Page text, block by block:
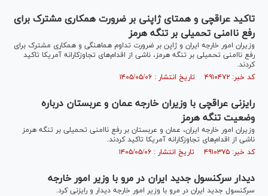
تاکید عراقچی و همتای ژاپنی بر ضرورت همکاری مشترک برای
رفع ناامنی تحمیلی بر تنگه هرمز
وزیران امور خارجه ایران و ژاپن بر ضرورت تداوم هماهنگی و همکاری مشترک برای
رفع ناامنی تحمیلی بر تنگه هرمز، ناشی از اقدام‌های تجاوزکارانه آمریکا تاکید
کردند.
کد خبر: ۴۹۱۰۴۷۲ تاریخ انتشار : ۱۴۰۵/۰۵/۰۶
رایزنی عراقچی با وزیران خارجه عمان و عربستان درباره
وضعیت تنگه هرمز
وزیران امور خارجه ایران، عمان و عربستان بر رفع ناامنی تحمیلی بر تنگه هرمز
ناشی از اقدام‌های تجاوزکارانه آمریکا تاکید کردند.
کد خبر: ۴۹۱۰۳۷۵ تاریخ انتشار : ۱۴۰۵/۰۵/۰۶
دیدار سرکنسول جدید ایران در مرو با وزیر امور خارجه
سرکنسول جدید ایران در مرو با وزیر امور خارجه دیدار و رایزنی کرد.